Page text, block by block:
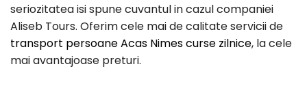
seriozitatea isi spune cuvantul in cazul companiei
Aliseb Tours. Oferim cele mai de calitate servicii de
transport persoane Acas Nimes curse zilnice, la cele
mai avantajoase preturi.